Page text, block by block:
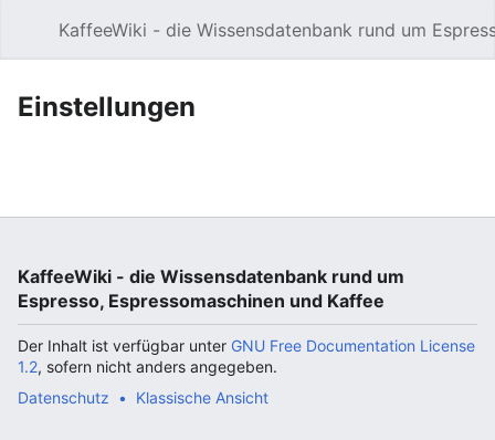
KaffeeWiki - die Wissensdatenbank rund um
Einstellungen
KaffeeWiki - die Wissensdatenbank rund um
Espresso, Espressomaschinen und Kaffee
Der Inhalt ist verfügbar unter GNU Free Documentation License
1.2, sofern nicht anders angegeben.
Datenschutz
Klassische Ansicht